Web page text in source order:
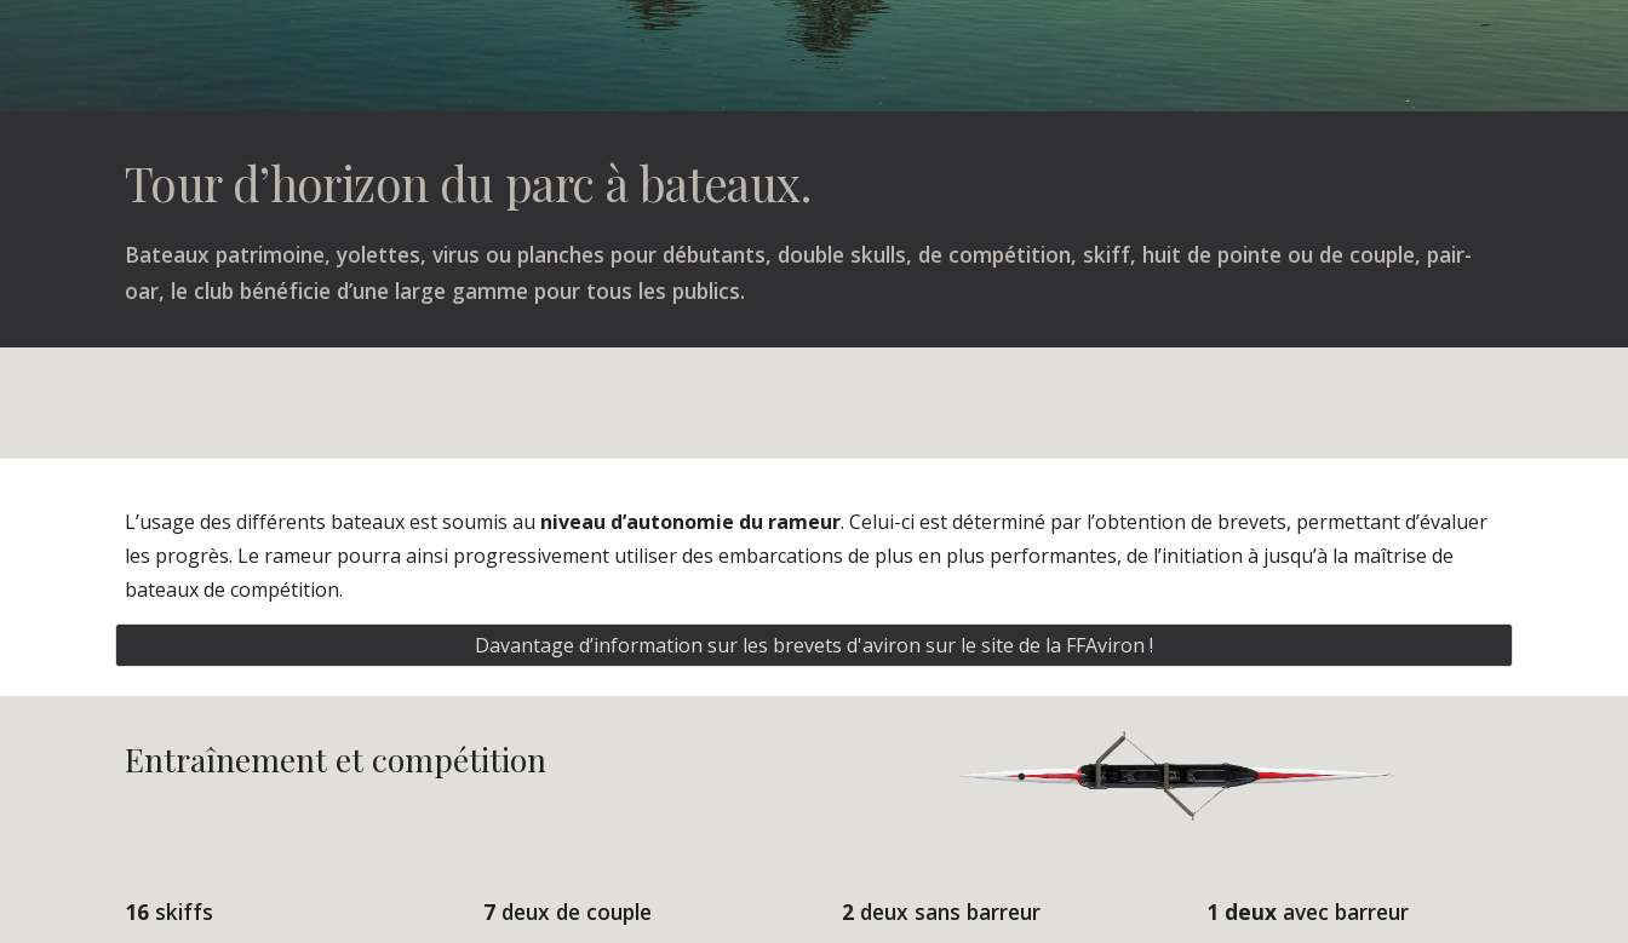
Tour d’horizon du parc à bateaux.
Bateaux patrimoine, yolettes, virus ou planches pour débutants, double skulls, de compétition, skiff, huit de pointe ou de couple, pair-
oar, le club bénéficie d’une large gamme pour tous les publics.
L’usage des différents bateaux est soumis au niveau d’autonomie du rameur. Celui-ci est déterminé par l’obtention de brevets, permettant d’évaluer
les progrès. Le rameur pourra ainsi progressivement utiliser des embarcations de plus en plus performantes, de l’initiation à jusqu’à la maîtrise de
bateaux de compétition.
Davantage d’information sur les brevets d'aviron sur le site de la FFAviron !
Entraînement et compétition
16 skiffs 7 deux de couple 2 deux sans barreur 1 deux avec barreur